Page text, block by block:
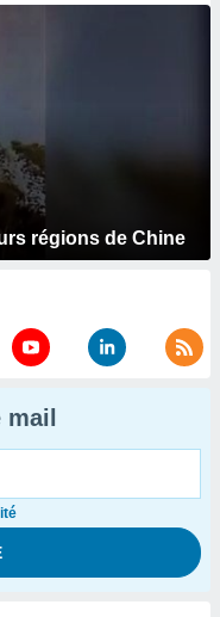
régions de Chine